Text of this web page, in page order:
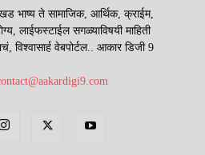
भाष्य ते सामाजिक, आर्थिक, क्राईम,
लाईफस्टाईल सगळ्याविषयी माहिती
विश्वासार्ह वेबपोर्टल.. आकार डिजी 9